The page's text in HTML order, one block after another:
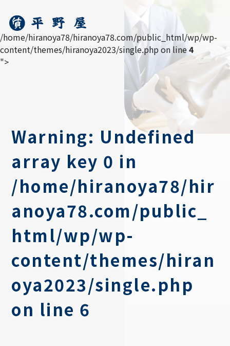
/home/hiranoya78/hiranoya78.com/public_html/wp/wp-
content/themes/hiranoya2023/single.php on line4
">
Warning: Undefined
array key 0 in
/home/hiranoya78/hir
anoya78.com/public_
html/wp/wp-
content/themes/hiran
oya2023/single.php
on line 6